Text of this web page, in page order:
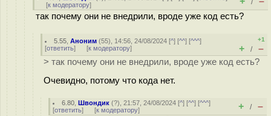
[к модератору] /
так почему они не внедрили, вроде уже код есть?
5.55 ,Аноним (55), 14:56, 24/08/2024 [^] [^^] [^^^]
[ответить] [к модератору]
+1
+ / –
> так почему они не внедрили, вроде уже код есть?
Очевидно, потому что кода нет.
6.80 ,Швондик (?), 21:57, 24/08/2024 [^] [^^] [^^^]
[ответить] [к модератору] + / –